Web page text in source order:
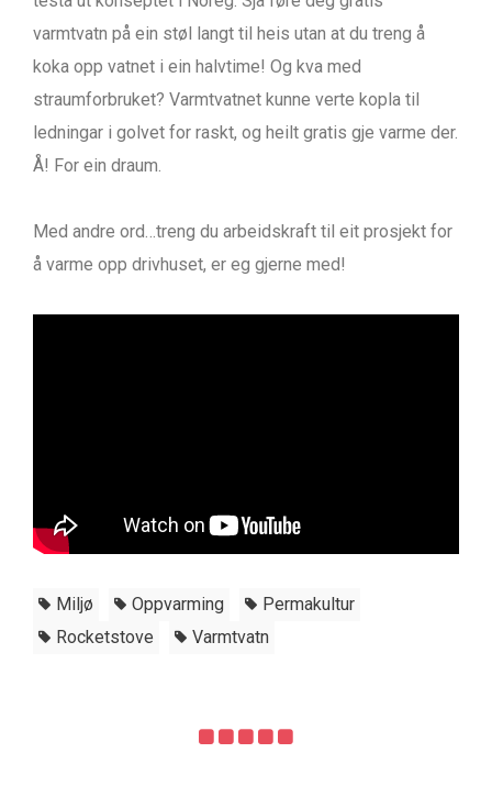
varmtvatn på ein støl langt til heis utan at du treng å
koka opp vatnet i ein halvtime! Og kva med
straumforbruket? Varmtvatnet kunne verte kopla til
ledningar i golvet for raskt, og heilt gratis gje varme der.
Å! For ein draum.
Med andre ord…treng du arbeidskraft til eit prosjekt for
å varme opp drivhuset, er eg gjerne med!
Miljø Oppvarming
Permakultur
Rocketstove
Varmtvatn